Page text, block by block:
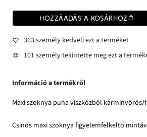
HOZZÁADÁS A KOSÁRHOZ
363 személy kedveli ezt a terméket
101 személy tekintette meg ezt a
Információ a termékről
Maxi szoknya puha viszkózból kárminvörös/
Csinos maxi szoknya figyelemfelkeltő